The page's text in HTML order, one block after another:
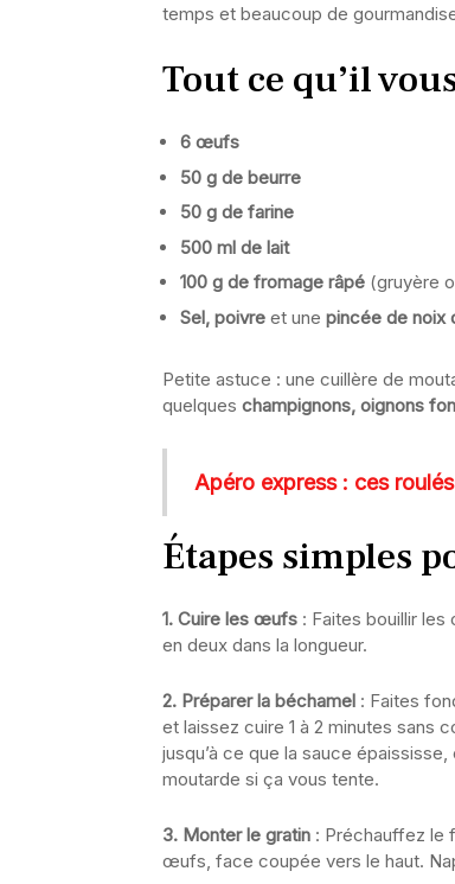
temps et beaucoup de
Tout ce qu’il
6 œufs
50 g de beurre
50 g de farine
500 ml de lait
100 g de fromage râpé (gruyère
Sel, poivre et une pincée de noix
Petite astuce : une cuillère de
quelques champignons, oignons
Apéro express : ces
Étapes simples
1. Cuire les œufs : Faites bouillir
en deux dans la longueur.
2. Préparer la béchamel : Faites
et laissez cuire 1 à 2 minutes sans
jusqu’à ce que la sauce
moutarde si ça vous tente.
3. Monter le gratin : Préchauffez le
œufs, face coupée vers le haut.